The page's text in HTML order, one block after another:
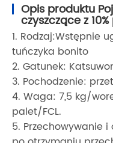
Opis produktu
czyszczące z
1. Rodzaj:Wstępnie
tuńczyka bonito
2. Gatunek:
3. Pochodzenie:
4. Waga: 7,5 kg/
palet/FCL.
5. Przechowywanie